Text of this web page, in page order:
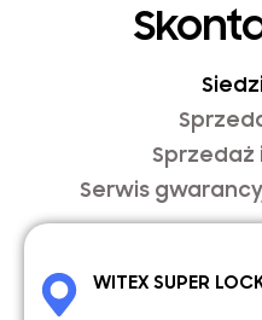
Sprzedaż
Serwis
WITEX SUPER